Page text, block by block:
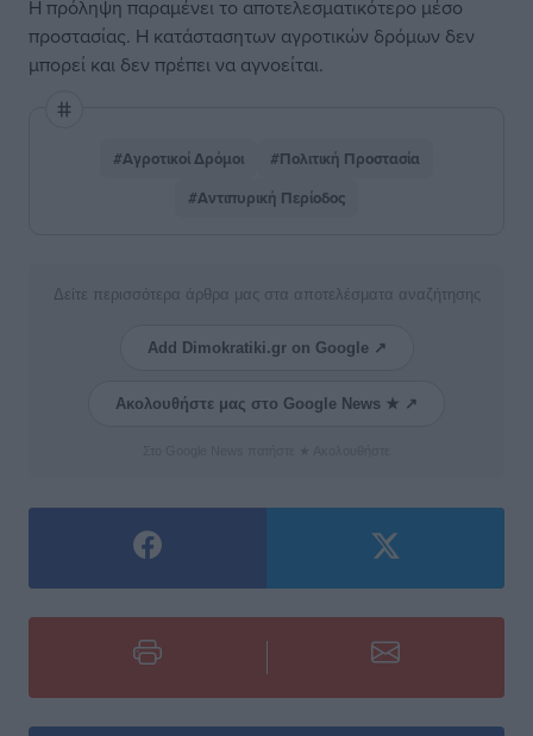
Η πρόληψη παραμένει το αποτελεσματικότερο μέσο
προστασίας. Η κατάστασητων αγροτικών δρόμων δεν
μπορεί και δεν πρέπει να αγνοείται.
#Αγροτικοί Δρόμοι
#Πολιτική Προστασία
#Αντιπυρική Περίοδος
Δείτε περισσότερα άρθρα μας στα αποτελέσματα αναζήτησης
Add Dimokratiki.gr on Google ↗
Ακολουθήστε μας στο Google News ★ ↗